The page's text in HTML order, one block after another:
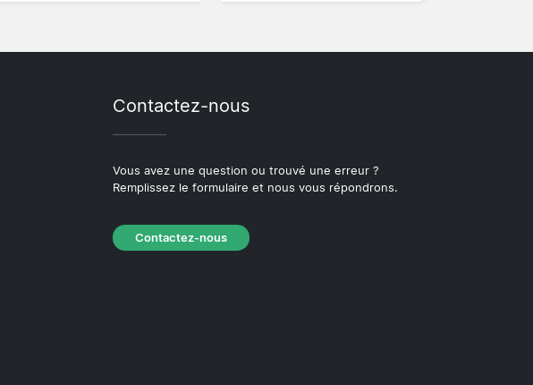
Contactez-nous
Vous avez une question ou trouvé une erreur ?
Remplissez le formulaire et nous vous répondrons.
Contactez-nous